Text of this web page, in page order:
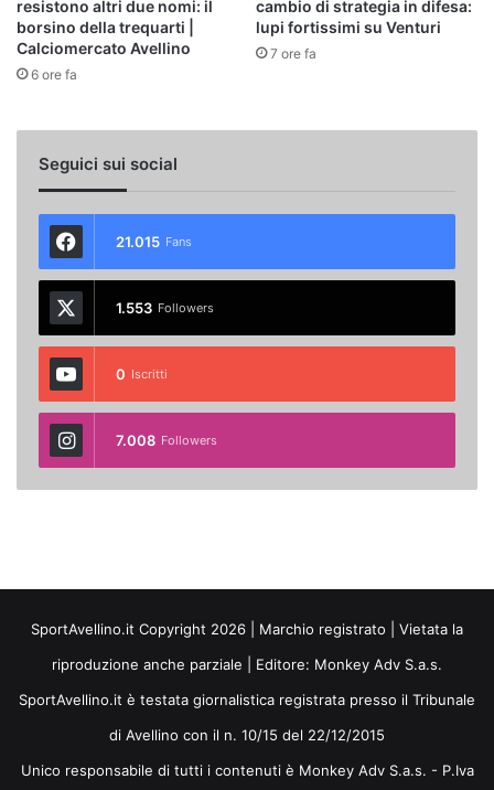
resistono altri due nomi: il
borsino della trequarti |
Calciomercato Avellino
6 ore fa
cambio di strategia in difesa:
lupi fortissimi su Venturi
7 ore fa
Seguici sui social
21.015 Fans
1.553 Followers
0 Iscritti
7.008 Followers
SportAvellino.it Copyright 2026 | Marchio registrato | Vietata la
riproduzione anche parziale | Editore: Monkey Adv S.a.s.
SportAvellino.it è testata giornalistica registrata presso il Tribunale
di Avellino con il n. 10/15 del 22/12/2015
Unico responsabile di tutti i contenuti è Monkey Adv S.a.s. - P.Iva